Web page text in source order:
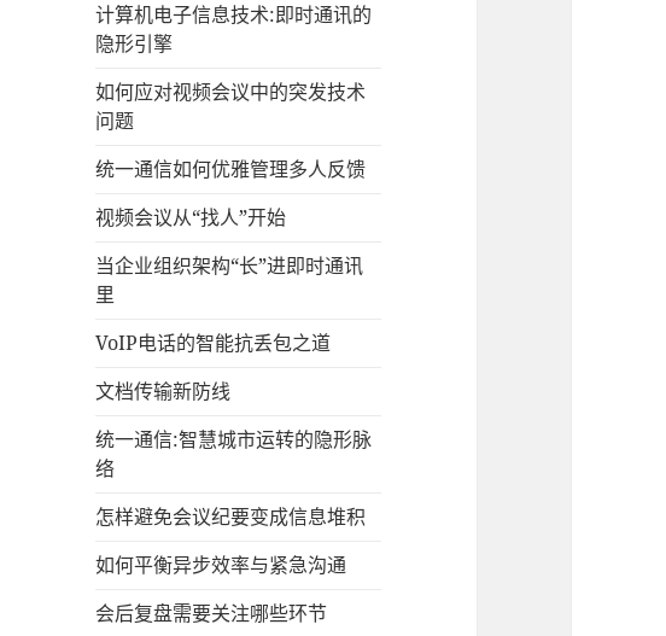
计算机电子信息技术:即时通讯的
隐形引擎
如何应对视频会议中的突发技术
问题
统一通信如何优雅管理多人反馈
视频会议从“找人”开始
当企业组织架构“长”进即时通讯
里
VoIP电话的智能抗丢包之道
文档传输新防线
统一通信:智慧城市运转的隐形脉
络
怎样避免会议纪要变成信息堆积
如何平衡异步效率与紧急沟通
会后复盘需要关注哪些环节